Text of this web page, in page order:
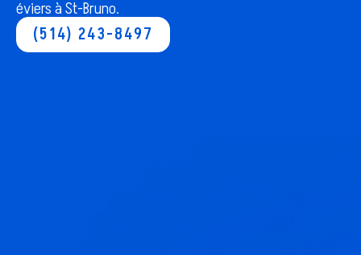
éviers àSt-Bruno.
(514) 243-8497